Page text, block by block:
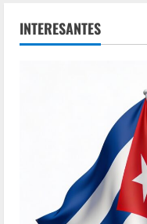
INTERESANTES